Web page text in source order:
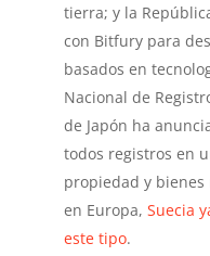
tierra; y la
con Bitfury para
basados en
Nacional de
de Japón ha
todos registros en
propiedad y bienes
en Europa, Suecia
este tipo.